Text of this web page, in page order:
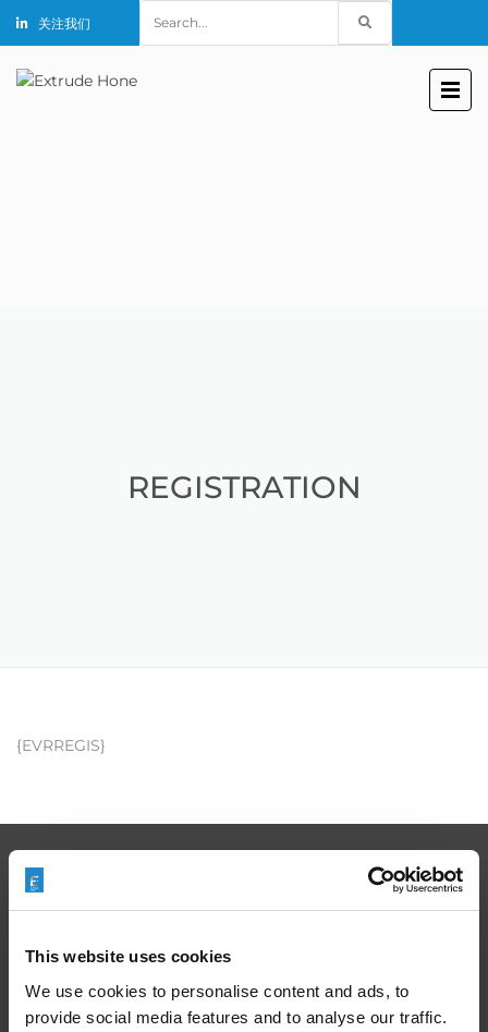
This website uses cookies
We use cookies to personalise content and ads, to
provide social media features and to analyse our traffic.
关注我们
for:
REGISTRATION
{EVRREGIS}
EXTRUDE HONE
产品性能等级的精致度十分关键。我们的机床采用完整的加工方法
（加工时间仅占其他方法所需时间的一小部分）来提高成品轮廓的
精度。事实上，我们的 易趋宏公司（EXTRUDE HONE®） 机械加